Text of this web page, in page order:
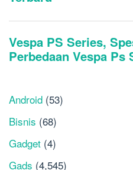
Android (53)
Bisnis (68)
Gadget (4)
Gads (4,545)